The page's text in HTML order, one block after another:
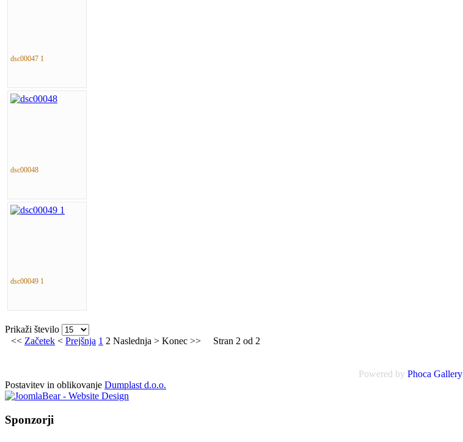
dsc00047 1
dsc00048
dsc00049 1
Prikaži število
<< Začetek < Prejšnja 1 2 Naslednja > Konec >> Stran 2 od 2
Powered by Phoca Gallery
Postavitev in oblikovanje Dumplast d.o.o.
Sponzorji